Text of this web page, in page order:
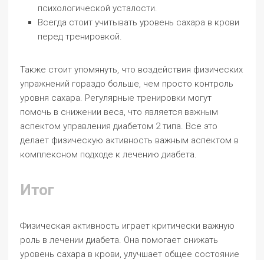
психологической усталости.
Всегда стоит учитывать уровень сахара в крови
перед тренировкой.
Также стоит упомянуть, что воздействия физических
упражнений гораздо больше, чем просто контроль
уровня сахара. Регулярные тренировки могут
помочь в снижении веса, что является важным
аспектом управления диабетом 2 типа. Все это
делает физическую активность важным аспектом в
комплексном подходе к лечению диабета.
Итог
Физическая активность играет критически важную
роль в лечении диабета. Она помогает снижать
уровень сахара в крови, улучшает общее состояние